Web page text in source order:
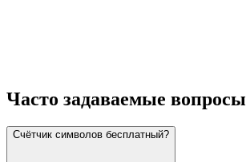
Часто задаваемые вопросы
Счётчик символов бесплатный?